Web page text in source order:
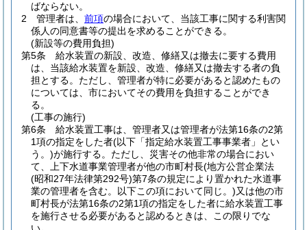
ばならない。
2
管理者は、 前項の場合において、当該工事に関する利害関
係人の同意書等の提出を求めることができる。
(新設等の費用負担)
第5条
給水装置の新設、改造、修繕又は撤去に要する費用
は、当該給水装置を新設、改造、修繕又は撤去する者の負
担とする。 ただし、管理者が特に必要があると認めたもの
については、市においてその費用を負担することができ
る。
(工事の施行)
第6条
給水装置工事は、管理者又は管理者が法第16条の2第
1項の指定をした者(以下「指定給水装置工事事業者」とい
う。)が施行する。 ただし、災害その他非常の場合におい
て、上下水道事業管理者が他の市町村長(地方公営企業法
(昭和27年法律第292号)第7条の規定により置かれた水道事
業の管理者を含む。以下この項において同じ。)又は他の市
町村長が法第16条の2第1項の指定をした者に給水装置工事
を施行させる必要があると認めるときは、この限りでな